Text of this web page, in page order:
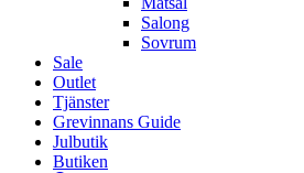
Salong
Sovrum
Sale
Outlet
Tjänster
Grevinnans Guide
Julbutik
Butiken